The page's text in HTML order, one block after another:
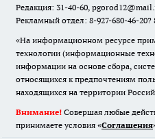
Редакция: 31-40-60,
Рекламный отдел: 8-927-680-46-
«На информационном ресурсе
технологии (информационные
информации на основе сбора,
относящихся к предпочтениям
находящихся на территории
Внимание! Совершая любые
принимаете условия «Cоглашения